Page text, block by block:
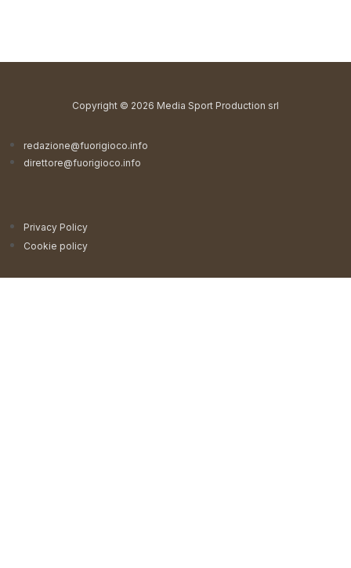
Copyright © 2026 Media Sport Production srl
redazione@fuorigioco.info
direttore@fuorigioco.info
Privacy Policy
Cookie policy